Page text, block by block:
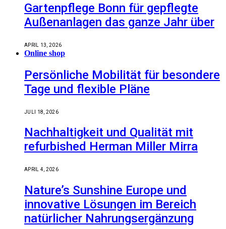
Gartenpflege Bonn für gepflegte
Außenanlagen das ganze Jahr über
APRIL 13, 2026
Online shop
Persönliche Mobilität für besondere
Tage und flexible Pläne
JULI 18, 2026
Nachhaltigkeit und Qualität mit
refurbished Herman Miller Mirra
APRIL 4, 2026
Nature’s Sunshine Europe und
innovative Lösungen im Bereich
natürlicher Nahrungsergänzung